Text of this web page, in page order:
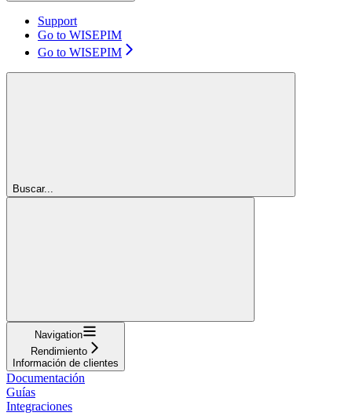
Support
Go to WISEPIM
Go to WISEPIM
Buscar...
Navigation
Rendimiento
Información de clientes
Documentación
Guías
Integraciones